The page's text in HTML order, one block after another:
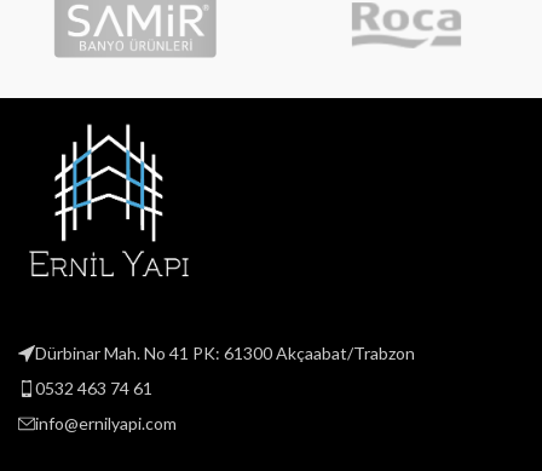
Dürbinar Mah. No 41 PK: 61300 Akçaabat/Trabzon
0532 463 74 61
info@ernilyapi.com